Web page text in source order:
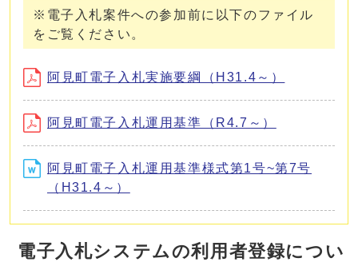
※電子入札案件への参加前に以下のファイル
をご覧ください。
阿見町電子入札実施要綱（H31.4～）
阿見町電子入札運用基準（R4.7～）
阿見町電子入札運用基準様式第1号~第7号
（H31.4～）
電子入札システムの利用者登録につい